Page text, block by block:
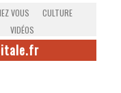
VOUS
CULTURE
VIDÉOS